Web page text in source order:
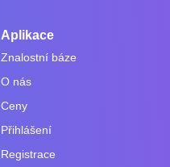
Aplikace
Znalostní báze
O nás
Ceny
Přihlášení
Registrace